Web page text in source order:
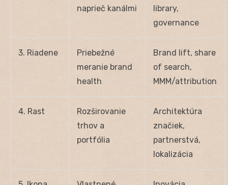
naprieč kanálmi
library,
governance
3. Riadene
Priebežné
meranie brand
health
Brand lift, share
of search,
MMM/attribution
4. Rast
Rozširovanie
trhov a
portfólia
Architektúra
značiek,
partnerstvá,
lokalizácia